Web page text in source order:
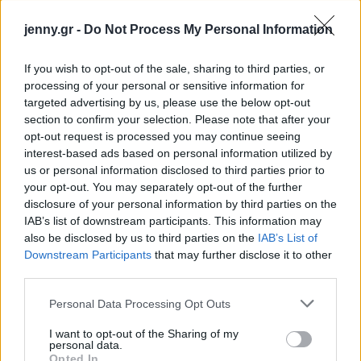
jenny.gr - Do Not Process My Personal Information
If you wish to opt-out of the sale, sharing to third parties, or
processing of your personal or sensitive information for
targeted advertising by us, please use the below opt-out
section to confirm your selection. Please note that after your
opt-out request is processed you may continue seeing
interest-based ads based on personal information utilized by
us or personal information disclosed to third parties prior to
your opt-out. You may separately opt-out of the further
disclosure of your personal information by third parties on the
IAB’s list of downstream participants. This information may
also be disclosed by us to third parties on the IAB’s List of
Downstream Participants that may further disclose it to other
Please note that this website/app uses one or more Google
not limited to your visit or usage behaviour. You may click to
grant or deny consent to Google and its third-party tags to
Personal Data Processing Opt Outs
I want to opt-out of the Sharing of my
personal data.
Το gadget από τα IKEA που κοστίζει κάτω από 2
ευρώ και θα βάλει σε τάξη το ντουλάπι της
κουζίνας σου
3-3-3 rule: Ο κανόνας που θα αλλάξει τον τρόπο
που ντύνεσαι
Όσοι μεγάλωσαν χωρίς κινητά, απέκτησαν 6
δεξιότητες ζωής που οι νέοι δεν θα μάθουν ποτέ
ΚΑΡΠΕΝΗΣΙ